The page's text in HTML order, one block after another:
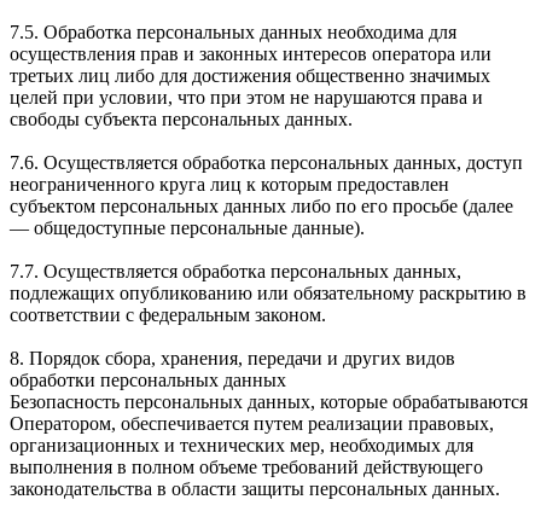
7.5. Обработка персональных данных необходима для
осуществления прав и законных интересов оператора или
третьих лиц либо для достижения общественно значимых
целей при условии, что при этом не нарушаются права и
свободы субъекта персональных данных.
7.6. Осуществляется обработка персональных данных, доступ
неограниченного круга лиц к которым предоставлен
субъектом персональных данных либо по его просьбе (далее
— общедоступные персональные данные).
7.7. Осуществляется обработка персональных данных,
подлежащих опубликованию или обязательному раскрытию в
соответствии с федеральным законом.
8. Порядок сбора, хранения, передачи и других видов
обработки персональных данных
Безопасность персональных данных, которые обрабатываются
Оператором, обеспечивается путем реализации правовых,
организационных и технических мер, необходимых для
выполнения в полном объеме требований действующего
законодательства в области защиты персональных данных.